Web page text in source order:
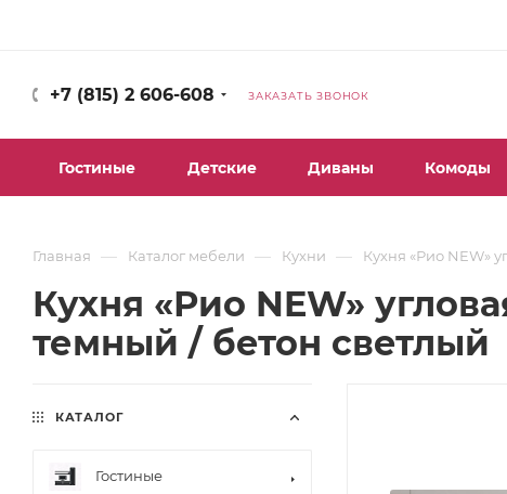
+7 (815) 2 606-608 ЗАКАЗАТЬ ЗВОНОК
Гостиные Детские Диваны Комоды
Главная — Каталог мебели — Кухни — Кухня «Рио NEW»
Кухня «Рио NEW»
темный / бетон светлый
КАТАЛОГ
Гостиные